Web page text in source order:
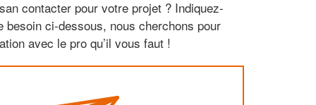
contacter pour votre projet ? Indiquez-
besoin ci-dessous, nous cherchons pour
avec le pro qu’il vous faut !